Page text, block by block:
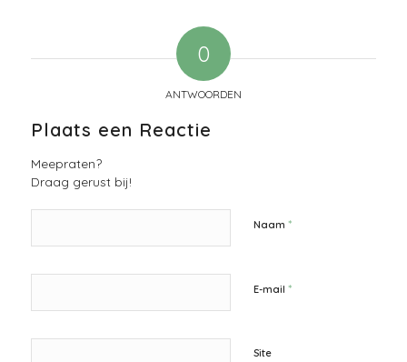
0
ANTWOORDEN
Plaats een Reactie
Meepraten?
Draag gerust bij!
Naam *
E-mail *
Site